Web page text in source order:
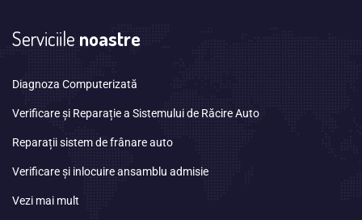
Serviciile noastre
Diagnoza Computerizată
Verificare și Reparație a Sistemului de Răcire Auto
Reparații sistem de frânare auto
Verificare și inlocuire ansamblu admisie
Vezi mai mult